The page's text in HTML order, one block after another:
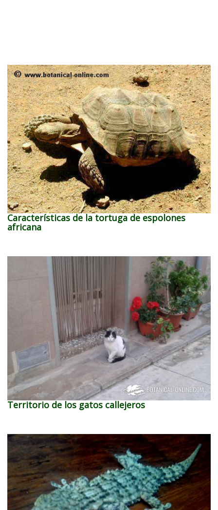
Características de la tortuga de espolones
africana
Territorio de los gatos callejeros